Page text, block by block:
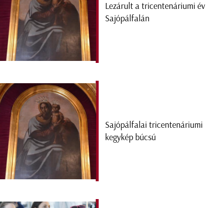
Lezárult a tricentenáriumi év
Sajópálfalán
Sajópálfalai tricentenáriumi
kegykép búcsú